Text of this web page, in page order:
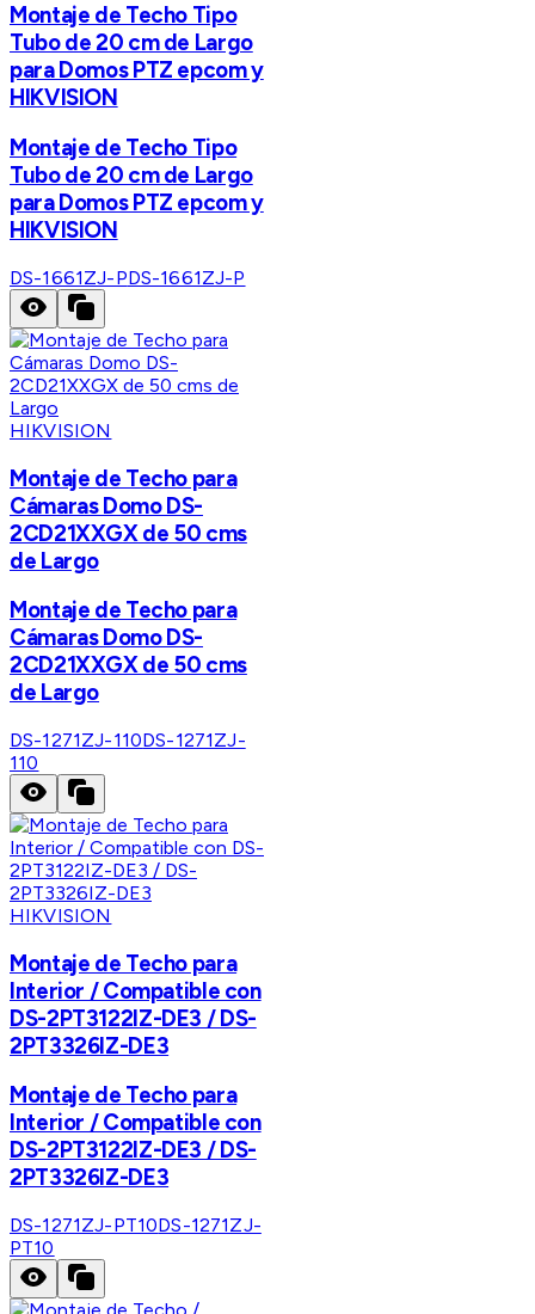
Montaje de Techo Tipo
Tubo de 20 cm de Largo
para Domos PTZ epcom y
HIKVISION
Montaje de Techo Tipo
Tubo de 20 cm de Largo
para Domos PTZ epcom y
HIKVISION
DS-1661ZJ-PDS-1661ZJ-P
HIKVISION
Montaje de Techo para
Cámaras Domo DS-
2CD21XXGX de 50 cms
de Largo
Montaje de Techo para
Cámaras Domo DS-
2CD21XXGX de 50 cms
de Largo
DS-1271ZJ-110DS-1271ZJ-
110
HIKVISION
Montaje de Techo para
Interior / Compatible con
DS-2PT3122IZ-DE3 / DS-
2PT3326IZ-DE3
Montaje de Techo para
Interior / Compatible con
DS-2PT3122IZ-DE3 / DS-
2PT3326IZ-DE3
DS-1271ZJ-PT10DS-1271ZJ-
PT10